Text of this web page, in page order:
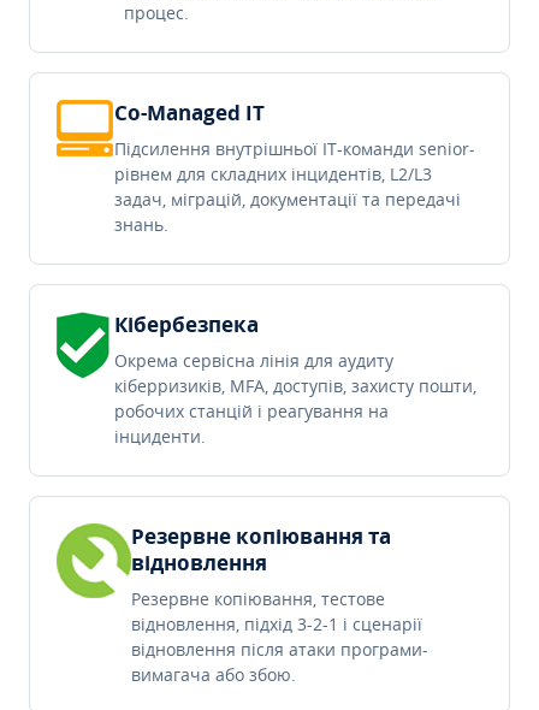
процес.
Co-Managed IT
Підсилення внутрішньої IT-команди senior-
рівнем для складних інцидентів, L2/L3
задач, міграцій, документації та передачі
знань.
Кібербезпека
Окрема сервісна лінія для аудиту
кіберризиків, MFA, доступів, захисту пошти,
робочих станцій і реагування на
інциденти.
Резервне копіювання та
відновлення
Резервне копіювання, тестове
відновлення, підхід 3-2-1 і сценарії
відновлення після атаки програми-
вимагача або збою.